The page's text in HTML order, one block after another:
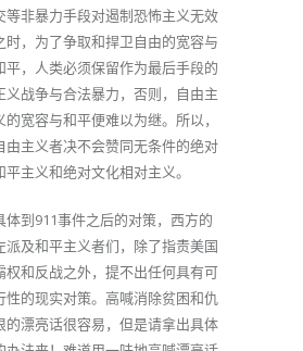
等非暴力手段对遏制恐怖主义无效
时，为了争取和捍卫自由的宽容与
平，人类必须保留作为最后手段的
义战争与合法暴力，否则，自由主
的宽容与和平便难以为继。所以，
由主义者决不会赞同无条件的绝对
平主义和绝对文化相对主义。
体到911事件之后的对策，西方的
派及和平主义者们，除了指责美国
权和反战之外，提不出任何具有可
性的现实对策。高喊消除贫困和仇
的漂亮话很容易，但是请拿出具体